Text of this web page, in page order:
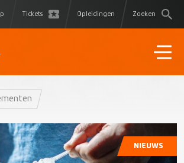
Tickets Opleidingen Zoeken
NIEUWS